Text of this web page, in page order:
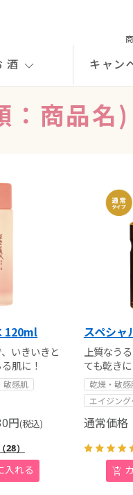
酒 キャン
：商品名)
120ml
いきいきと
肌に！
敏感肌
円(税込)
（28）
スペシャ
上質なう
ても乾き
乾燥・敏感
エイジング
通常価格